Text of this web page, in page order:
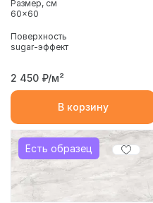
Размер, см
60x60
Поверхность
sugar-эффект
2 450 ₽/м²
В корзину
Есть образец